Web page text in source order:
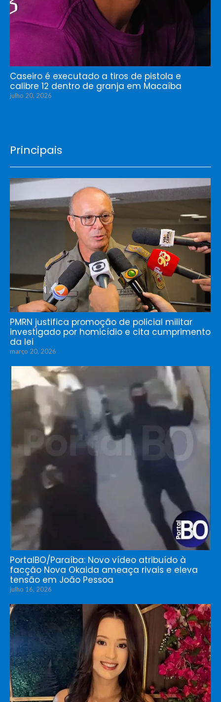
Caseiro é executado a tiros de pistola e
calibre 12 dentro de granja em Macaíba
julho 20, 2026
Principais
PMRN justifica promoção de policial militar
investigado por homicídio e cita cumprimento
da lei
março 20, 2026
PortalBO/Paraíba: Novo vídeo atribuído à
facção Nova Okaida ameaça rivais e eleva
tensão em João Pessoa
julho 16, 2026